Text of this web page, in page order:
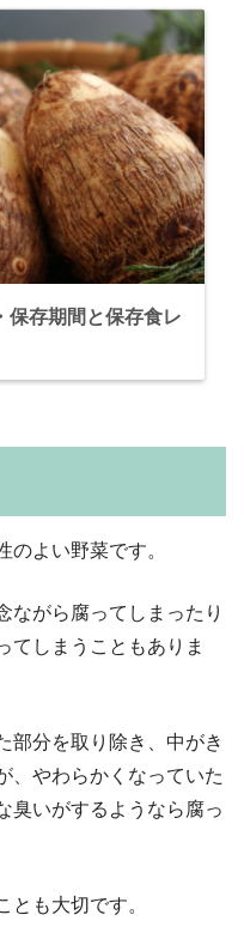
保存期間と保存食レ
のよい野菜です。
ながら腐ってしまったり
てしまうこともありま
部分を取り除き、中がき
、やわらかくなっていた
臭いがするようなら腐っ
とも大切です。